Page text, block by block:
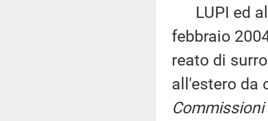
LUPI ed
febbraio
reato di
all'estero da
Commissioni